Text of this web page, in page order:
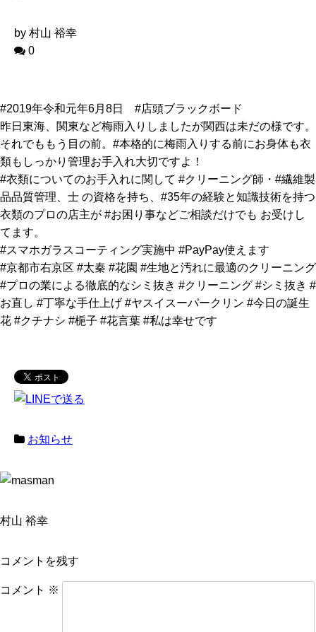
by 村山 裕幸
0
#2019年令和元年6月8日 #店頭ブラックボード
昨日東海、関東など梅雨入りしましたが関西は未だの様です。
それでももう目の前。#本格的に梅雨入りする前にお身体も衣
類もしっかり管理お手入れ大切ですよ！
#衣類についてのお手入れに関して #クリーニング師・#繊維製
品品質管理、士 の資格を持ち、#35年の経験と知識技術を持つ
衣類のプロの店主が #お困り事などご相談だけでも お受けし
てます。
#スマホガラスコーティング実施中 #PayPay使えます
#京都市右京区 #太秦 #花園 #生地と汚れに最適のクリーニング
#プロの業による徹底的なシミ抜き #クリーニング #シミ抜き #
お直し #丁寧な手仕上げ #ヤスイスーパークリン #今日の誕生
花 #クチナシ #梔子 #花言葉 #私は幸せです
お知らせ
村山 裕幸
コメントを残す
コメント ※